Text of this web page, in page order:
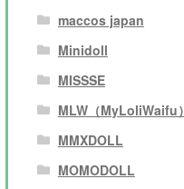
maccos japan
Minidoll
MISSSE
MLW（MyLoliWaifu）
MMXDOLL
MOMODOLL